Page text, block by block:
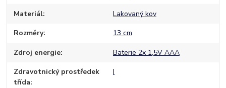
Materiál Lakovaný kov
Rozměry 13 cm
Zdroj energie Baterie 2x 1,5V AAA
Zdravotnický prostředek
třída
I